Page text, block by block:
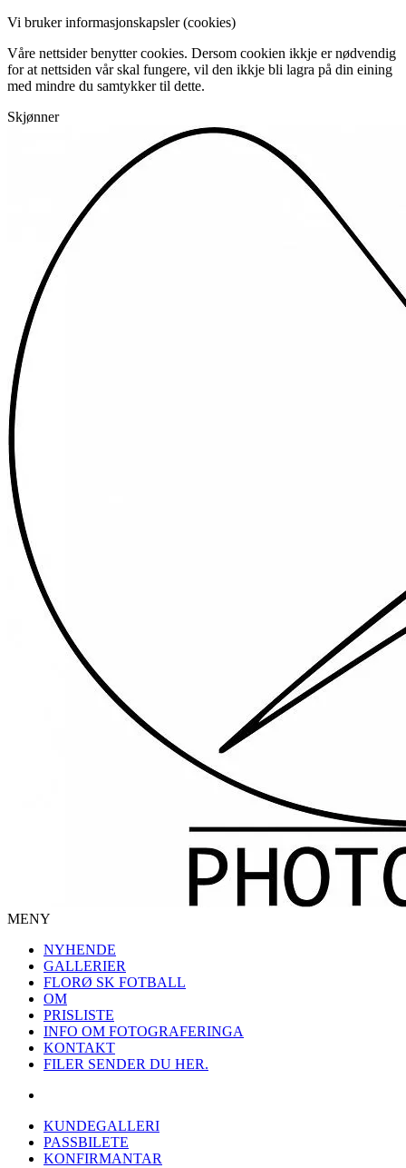
Vi bruker informasjonskapsler (cookies)
Våre nettsider benytter cookies. Dersom cookien ikkje er nødvendig
for at nettsiden vår skal fungere, vil den ikkje bli lagra på din eining
med mindre du samtykker til dette.
Skjønner
MENY
NYHENDE
GALLERIER
FLORØ SK FOTBALL
OM
PRISLISTE
INFO OM FOTOGRAFERINGA
KONTAKT
FILER SENDER DU HER.
KUNDEGALLERI
PASSBILETE
KONFIRMANTAR